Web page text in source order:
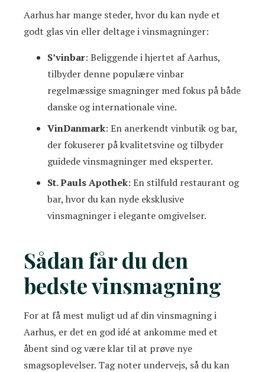
Aarhus har mange steder, hvor du kan nyde et
godt glas vin eller deltage i vinsmagninger:
S’vinbar: Beliggende i hjertet af Aarhus,
tilbyder denne populære vinbar
regelmæssige smagninger med fokus på både
danske og internationale vine.
VinDanmark: En anerkendt vinbutik og bar,
der fokuserer på kvalitetsvine og tilbyder
guidede vinsmagninger med eksperter.
St. Pauls Apothek: En stilfuld restaurant og
bar, hvor du kan nyde eksklusive
vinsmagninger i elegante omgivelser.
Sådan får du den
bedste vinsmagning
For at få mest muligt ud af din vinsmagning i
Aarhus, er det en god idé at ankomme med et
åbent sind og være klar til at prøve nye
smagsoplevelser. Tag noter undervejs, så du kan